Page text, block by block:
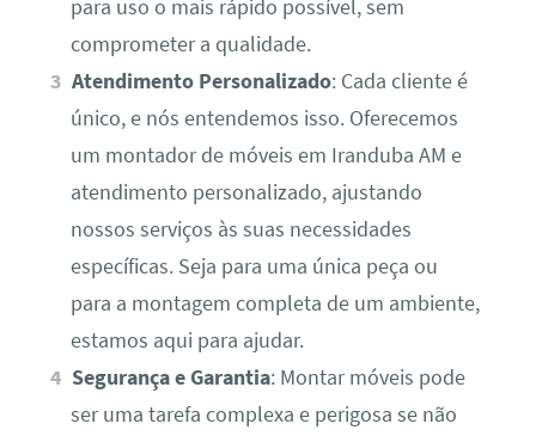
para uso o mais rápido possível, sem
comprometer a qualidade.
Atendimento Personalizado: Cada cliente é
único, e nós entendemos isso. Oferecemos
um montador de móveis em Iranduba AM e
atendimento personalizado, ajustando
nossos serviços às suas necessidades
específicas. Seja para uma única peça ou
para a montagem completa de um ambiente,
estamos aqui para ajudar.
Segurança e Garantia: Montar móveis pode
ser uma tarefa complexa e perigosa se não